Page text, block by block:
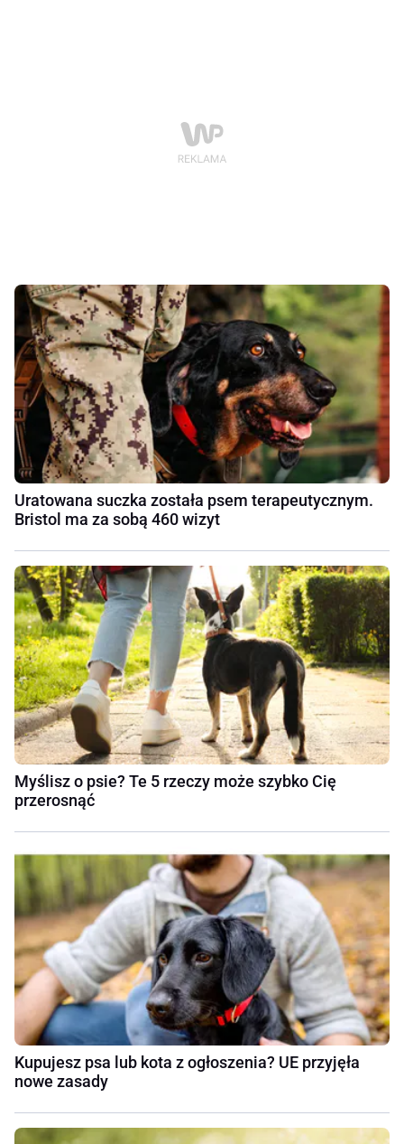
Uratowana suczka została psem terapeutycznym.
Bristol ma za sobą 460 wizyt
Myślisz o psie? Te 5 rzeczy może szybko Cię
przerosnąć
Kupujesz psa lub kota z ogłoszenia? UE przyjęła
nowe zasady